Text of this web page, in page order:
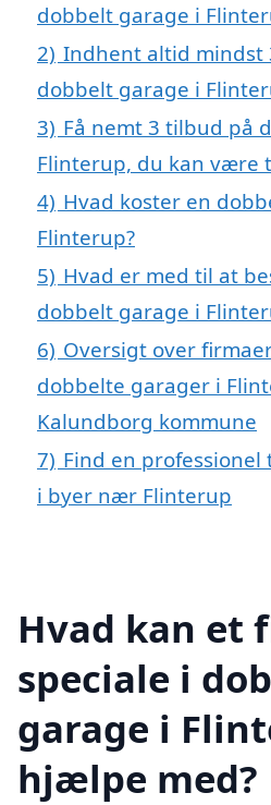
dobbelt garage i
2) Indhent altid mindst
dobbelt garage i
3) Få nemt 3 tilbud på
Flinterup, du kan være
4) Hvad koster en
Flinterup?
5) Hvad er med til at
dobbelt garage i
6) Oversigt over
dobbelte garager i
Kalundborg kommune
7) Find en
i byer nær Flinterup
Hvad kan et
speciale i
garage i
hjælpe med?